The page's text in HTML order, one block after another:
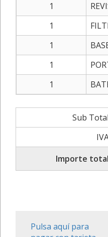
1
1
1
1
1
Sub Total
Importe total
Pulsa aquí para